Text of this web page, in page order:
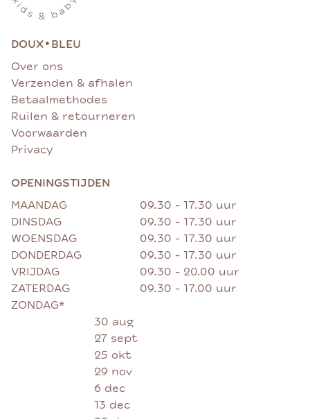
DOUX• BLEU
Over ons
Verzenden & afhalen
Betaalmethodes
Ruilen & retourneren
Voorwaarden
Privacy
OPENINGSTIJDEN
MAANDAG
09.30 - 17.30 uur
DINSDAG
09.30 - 17.30 uur
WOENSDAG
09.30 - 17.30 uur
DONDERDAG
09.30 - 17.30 uur
VRIJDAG
09.30 - 20.00 uur
ZATERDAG
09.30 - 17.00 uur
ZONDAG*
30 aug
27 sept
25 okt
29 nov
6 dec
13 dec